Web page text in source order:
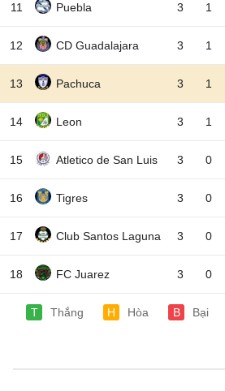
11 Puebla 3 1
12 CD Guadalajara 3 1
13 Pachuca 3 1
14 Leon 3 1
15 Atletico de San Luis 3 0
16 Tigres 3 0
17 Club Santos Laguna 3 0
18 FC Juarez 3 0
T Thắng H Hòa B Bại